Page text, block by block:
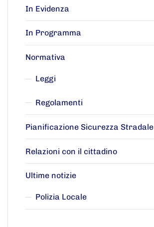
In Evidenza
In Programma
Normativa
Leggi
Regolamenti
Pianificazione Sicurezza Stradale
Relazioni con il cittadino
Ultime notizie
Polizia Locale